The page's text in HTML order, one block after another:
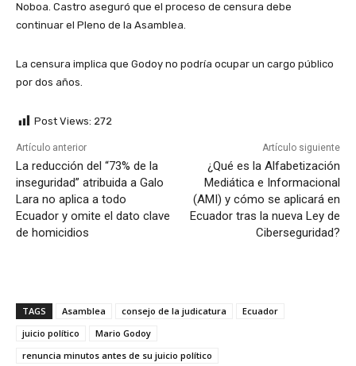
Noboa. Castro aseguró que el proceso de censura debe
continuar el Pleno de la Asamblea.
La censura implica que Godoy no podría ocupar un cargo público
por dos años.
Post Views: 272
Artículo anterior
La reducción del “73% de la
inseguridad” atribuida a Galo
Lara no aplica a todo
Ecuador y omite el dato clave
de homicidios
Artículo siguiente
¿Qué es la Alfabetización
Mediática e Informacional
(AMI) y cómo se aplicará en
Ecuador tras la nueva Ley de
Ciberseguridad?
TAGS Asamblea consejo de la judicatura
Ecuador
juicio político
Mario Godoy
renuncia minutos antes de su juicio político